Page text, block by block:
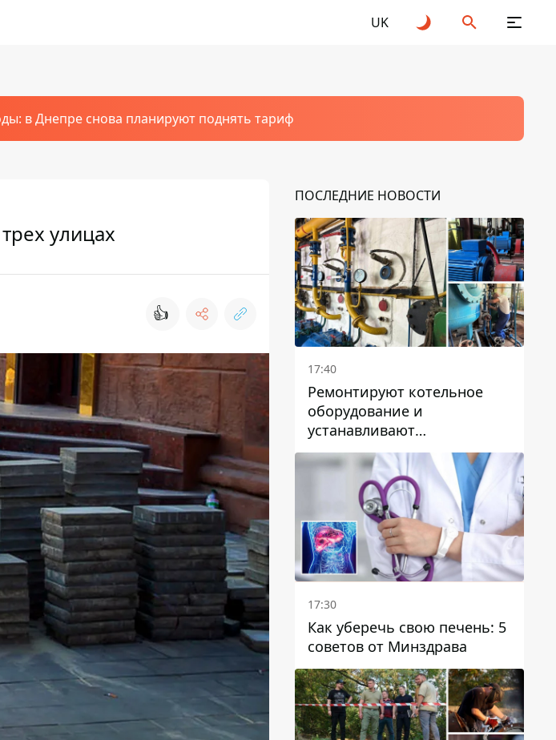
UK
в Днепре снова планируют поднять тариф
улицах
👍
ПОСЛЕДНИЕ НОВОСТИ
17:40
Ремонтируют котельное
оборудование и
устанавливают
генераторные установки:
как в Днепре готовятся к
отопительному сезону
17:30
Как уберечь свою печень: 5
советов от Минздрава